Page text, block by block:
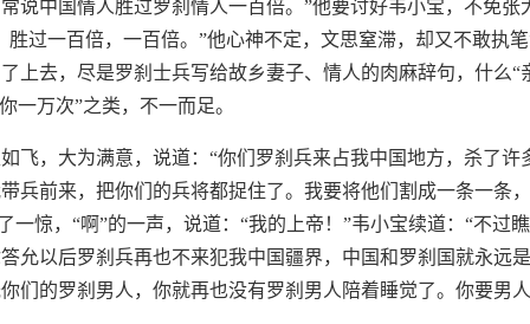
说中国情人胜过罗刹情人一百倍。”他要讨好韦小宝，不免张
胜过一百倍，一百倍。”他心神不定，文思窒滞，却又不敢执
上去，尽是罗刹士兵写给故乡妻子、情人的肉麻辞句，什么“
一万次”之类，不一而足。
飞，大为满意，说道：“你们罗刹兵来占我中国地方，杀了许
兵前来，把你们的兵将都捉住了。我要将他们割成一条一条
惊，“啊”的一声，说道：“我的上帝！”韦小宝续道：“不过
允以后罗刹兵再也不来犯我中国疆界，中国和罗刹国就永远
们的罗刹男人，你就再也没有罗刹男人陪着睡觉了。你要男